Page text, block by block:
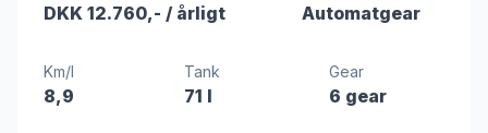
DKK 12.760,- / årligt Automatgear
Km/l
8,9
Tank
71 l
Gear
6 gear